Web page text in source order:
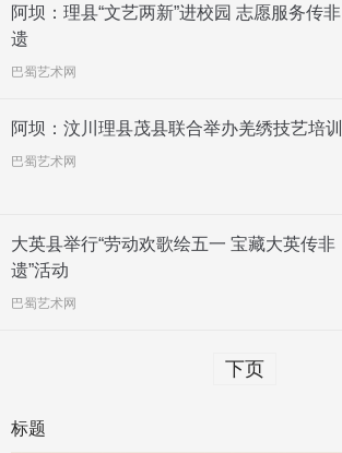
阿坝：理县“文艺两新”进校园 志愿服务传非
遗
巴蜀艺术网
阿坝：汶川理县茂县联合举办羌绣技艺培训
巴蜀艺术网
大英县举行“劳动欢歌绘五一 宝藏大英传非
遗”活动
巴蜀艺术网
下页
标题